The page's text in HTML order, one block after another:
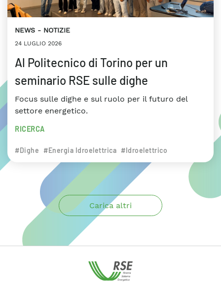
NEWS NOTIZIE
24 LUGLIO 2026
Al Politecnico di Torino per un
seminario RSE sulle dighe
Focus sulle dighe e sul ruolo per il futuro del
settore energetico.
RICERCA
#Dighe #Energia Idroelettrica #Idroelettrico
Carica altri